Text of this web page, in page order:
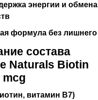
энергии и обмена
формула без лишнего
состава
Naturals Biotin
mcg
витамин B7)